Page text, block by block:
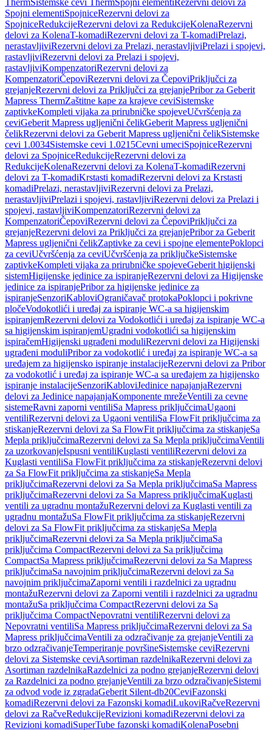
ThermSistemske cevi ThermSpojni elementi Rezervni delovi za
Spojni elementiSpojniceRezervni delovi za
SpojniceRedukcijeRezervni delovi za RedukcijeKolenaRezervni
delovi za KolenaT-komadiRezervni delovi za T-komadiPrelazi,
nerastavljiviRezervni delovi za Prelazi, nerastavljiviPrelazi i spojevi,
rastavljiviRezervni delovi za Prelazi i spojevi,
rastavljiviKompenzatoriRezervni delovi za
KompenzatoriČepoviRezervni delovi za ČepoviPriključci za
grejanjeRezervni delovi za Priključci za grejanjePribor za Geberit
Mapress ThermZaštitne kape za krajeve ceviSistemske
zaptivkeKompleti vijaka za prirubničke spojeveUčvršćenja za
ceviGeberit Mapress ugljenični čelikGeberit Mapress ugljenični
čelikRezervni delovi za Geberit Mapress ugljenični čelikSistemske
cevi 1.0034Sistemske cevi 1.0215Cevni umeciSpojniceRezervni
delovi za SpojniceRedukcijeRezervni delovi za
RedukcijeKolenaRezervni delovi za KolenaT-komadiRezervni
delovi za T-komadiKrstasti komadiRezervni delovi za Krstasti
komadiPrelazi, nerastavljiviRezervni delovi za Prelazi,
nerastavljiviPrelazi i spojevi, rastavljiviRezervni delovi za Prelazi i
spojevi, rastavljiviKompenzatoriRezervni delovi za
KompenzatoriČepoviRezervni delovi za ČepoviPriključci za
grejanjeRezervni delovi za Priključci za grejanjePribor za Geberit
Mapress ugljenični čelikZaptivke za cevi i spojne elementePoklopci
za ceviUčvršćenja za ceviUčvršćenja za priključkeSistemske
zaptivkeKompleti vijaka za prirubničke spojeveGeberit higijenski
sistemHigijenske jedinice za ispiranjeRezervni delovi za Higijenske
jedinice za ispiranjePribor za higijenske jedinice za
ispiranjeSenzoriKabloviOgraničavač protokaPoklopci i pokrivne
pločeVodokotlići i uređaj za ispiranje WC-a sa higijenskim
ispiranjemRezervni delovi za Vodokotlići i uređaj za ispiranje WC-a
sa higijenskim ispiranjemUgradni vodokotlići sa higijenskim
ispiračemHigijenski ugrađeni moduliRezervni delovi za Higijenski
ugrađeni moduliPribor za vodokotlić i uređaj za ispiranje WC-a sa
uređajem za higijensko ispiranje instalacijeRezervni delovi za Pribor
za vodokotlić i uređaj za ispiranje WC-a sa uređajem za higijensko
ispiranje instalacijeSenzoriKabloviJedinice napajanjaRezervni
delovi za Jedinice napajanjaKomponente mrežeVentili za cevne
sistemeRavni zaporni ventiliSa Mapress priključcimaUgaoni
ventiliRezervni delovi za Ugaoni ventiliSa FlowFit priključcima za
stiskanjeRezervni delovi za Sa FlowFit priključcima za stiskanjeSa
Mepla priključcimaRezervni delovi za Sa Mepla priključcimaVentili
za uzorkovanjeIspusni ventiliKuglasti ventiliRezervni delovi za
Kuglasti ventiliSa FlowFit priključcima za stiskanjeRezervni delovi
za Sa FlowFit priključcima za stiskanjeSa Mepla
priključcimaRezervni delovi za Sa Mepla priključcimaSa Mapress
priključcimaRezervni delovi za Sa Mapress priključcimaKuglasti
ventili za ugradnu montažuRezervni delovi za Kuglasti ventili za
ugradnu montažuSa FlowFit priključcima za stiskanjeRezervni
delovi za Sa FlowFit priključcima za stiskanjeSa Mepla
priključcimaRezervni delovi za Sa Mepla priključcimaSa
priključcima CompactRezervni delovi za Sa priključcima
CompactSa Mapress priključcimaRezervni delovi za Sa Mapress
priključcimaSa navojnim priključcimaRezervni delovi za Sa
navojnim priključcimaZaporni ventili i razdelnici za ugradnu
montažuRezervni delovi za Zaporni ventili i razdelnici za ugradnu
montažuSa priključcima CompactRezervni delovi za Sa
priključcima CompactNepovratni ventiliRezervni delovi za
Nepovratni ventiliSa Mapress priključcimaRezervni delovi za Sa
Mapress priključcimaVentili za odzračivanje za grejanjeVentili za
brzo odzračivanjeTemperiranje površineSistemske ceviRezervni
delovi za Sistemske ceviAsortiman razdelnikaRezervni delovi za
Asortiman razdelnikaRazdelnici za podno grejanjeRezervni delovi
za Razdelnici za podno grejanjeVentili za brzo odzračivanjeSistemi
za odvod vode iz zgradaGeberit Silent-db20CeviFazonski
komadiRezervni delovi za Fazonski komadiLukoviRačveRezervni
delovi za RačveRedukcijeRevizioni komadiRezervni delovi za
Revizioni komadiSuperTube fazonski komadiKolenaPosebni